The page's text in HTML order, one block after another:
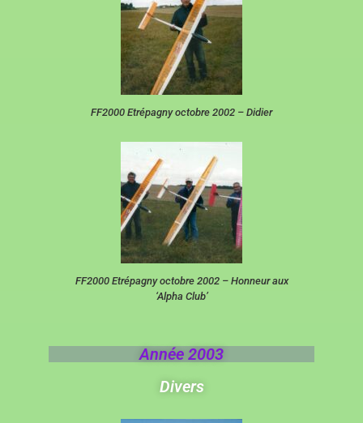
FF2000 Etrépagny octobre 2002 – Didier
FF2000 Etrépagny octobre 2002 – Honneur aux
‘Alpha Club’
Année 2003
Divers